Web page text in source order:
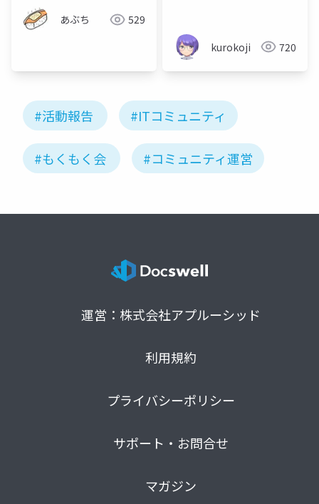
あぶち 529
kurokoji 720
#活動報告 #ITコミュニティ
#もくもく会 #コミュニティ運営
運営：株式会社アプルーシッド
利用規約
プライバシーポリシー
サポート・お問合せ
マガジン